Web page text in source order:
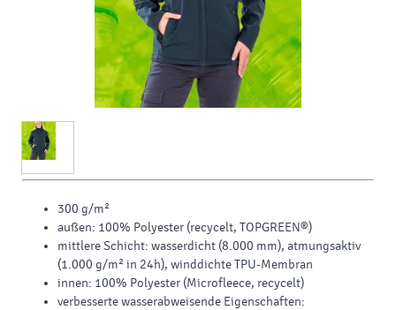
300 g/m²
außen: 100% Polyester (recycelt, TOPGREEN®)
mittlere Schicht: wasserdicht (8.000 mm), atmungsaktiv
(1.000 g/m² in 24h), winddichte TPU-Membran
innen: 100% Polyester (Microfleece, recycelt)
verbesserte wasserabweisende Eigenschaften: